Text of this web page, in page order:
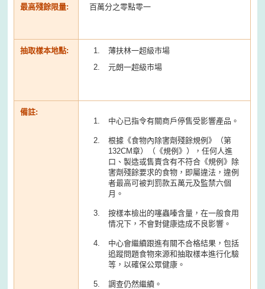
最高殘餘限量: 百萬分之零點零一
抽取樣本地點:
薄扶林一超級市場
元朗一超級市場
備註:
中心已指令有關商戶停售受影響產品。
根據《食物內除害劑殘餘規例》（第
132CM章）（《規例》），任何人進
口、製造或售賣含有不符合《規例》除
害劑殘餘要求的食物，即屬違法，違例
者最高可被判罰款五萬元及監禁六個
月。
按樣本檢出的噻蟲嗪含量，在一般食用
情况下，不會對健康造成不良影響。
中心會繼續跟進有關不合格結果，包括
追蹤問題食物來源和抽取樣本進行化驗
等，以確保公眾健康。
調查仍然繼續。